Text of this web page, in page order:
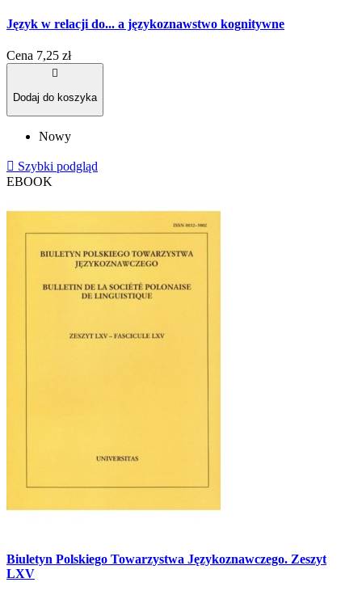
Język w relacji do... a językoznawstwo kognitywne
Cena 7,25 zł

Dodaj do koszyka
Nowy
 Szybki podgląd
EBOOK
Biuletyn Polskiego Towarzystwa Językoznawczego. Zeszyt
LXV